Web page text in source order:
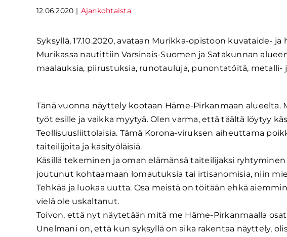
12.06.2020 | Ajankohtaista
Syksyllä, 17.10.2020, avataan Murikka-opistoon kuvataide-
Murikassa nautittiin Varsinais-Suomen ja Satakunnan
maalauksia, piirustuksia, runotauluja, punontatöitä, metalli-
Tänä vuonna näyttely kootaan Häme-Pirkanmaan alueelta.
työt esille ja vaikka myytyä. Olen varma, että täältä löytyy
Teollisuusliittolaisia. Tämä Korona-viruksen aiheuttama
taiteilijoita ja käsityöläisiä.
Käsillä tekeminen ja oman elämänsä taiteilijaksi
joutunut kohtaamaan lomautuksia tai irtisanomisia, niin
Tehkää ja luokaa uutta. Osa meistä on töitään ehkä
vielä ole uskaltanut.
Toivon, että nyt näytetään mitä me Häme-Pirkanmaalla
Unelmani on, että kun syksyllä on aika rakentaa näyttely,